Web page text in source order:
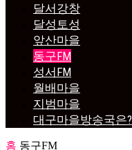
달서강창
달성토성
앞산마을
동구FM
성서FM
월배마을
지범마을
대구마을방송국은?
홈 동구FM